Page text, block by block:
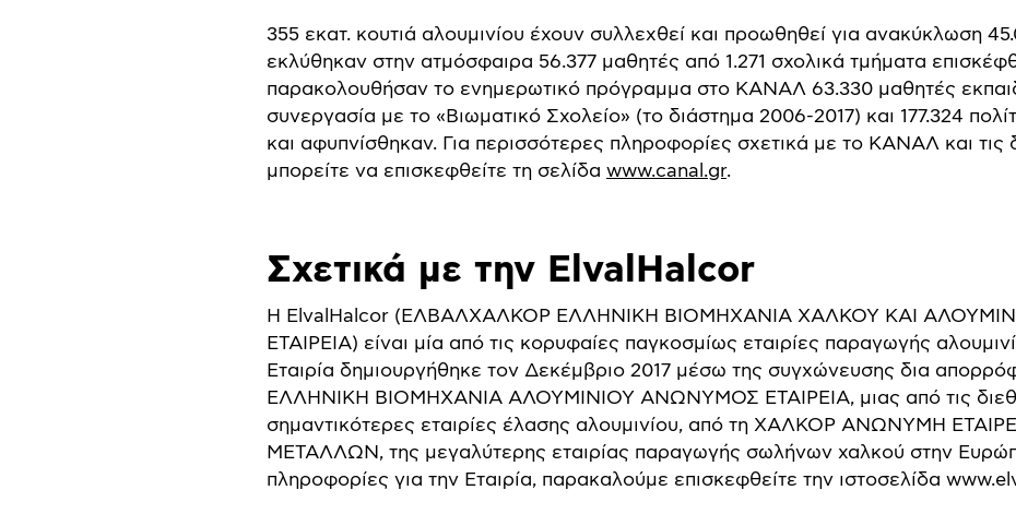
355 εκατ. κουτιά αλουμινίου έχουν συλλεχθεί και προωθηθεί για ανακύκλωση
εκλύθηκαν στην ατμόσφαιρα 56.377 μαθητές από 1.271 σχολικά τμήματα
παρακολουθήσαν το ενημερωτικό πρόγραμμα στο ΚΑΝΑΛ 63.330 μαθητές
συνεργασία με το «Βιωματικό Σχολείο» (το διάστημα 2006-2017) και 177.324
και αφυπνίσθηκαν. Για περισσότερες πληροφορίες σχετικά με το ΚΑΝΑΛ και τις
μπορείτε να επισκεφθείτε τη σελίδα www.canal.gr.
Σχετικά με την ElvalHalcor
Η ElvalHalcor (ΕΛΒΑΛΧΑΛΚΟΡ ΕΛΛΗΝΙΚΗ ΒΙΟΜΗΧΑΝΙΑ ΧΑΛΚΟΥ ΚΑΙ
ΕΤΑΙΡΕΙΑ) είναι μία από τις κορυφαίες παγκοσμίως εταιρίες παραγωγής
Εταιρία δημιουργήθηκε τον Δεκέμβριο 2017 μέσω της συγχώνευσης δια
ΕΛΛΗΝΙΚΗ ΒΙΟΜΗΧΑΝΙΑ ΑΛΟΥΜΙΝΙΟΥ ΑΝΩΝΥΜΟΣ ΕΤΑΙΡΕΙΑ, μιας από τις
σημαντικότερες εταιρίες έλασης αλουμινίου, από τη ΧΑΛΚΟΡ ΑΝΩΝΥΜΗ
ΜΕΤΑΛΛΩΝ, της μεγαλύτερης εταιρίας παραγωγής σωλήνων χαλκού στην
πληροφορίες για την Εταιρία, παρακαλούμε επισκεφθείτε την ιστοσελίδα